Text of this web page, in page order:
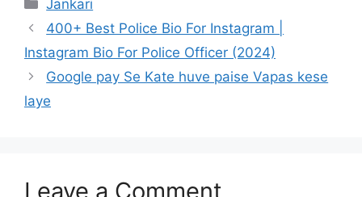
Jankari
400+ Best Police Bio For Instagram |
Instagram Bio For Police Officer (2024)
Google pay Se Kate huve paise Vapas kese
laye
Leave a Comment